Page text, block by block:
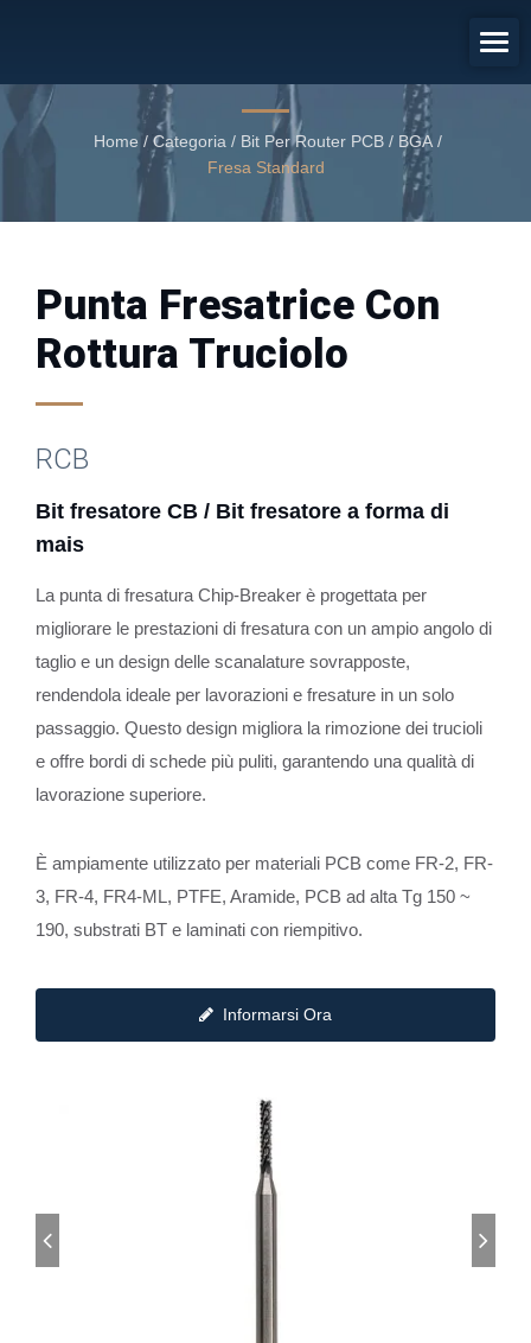
Forma Di Mais
Home / Categoria / Bit Per Router PCB / BGA /
Fresa Standard
Punta Fresatrice Con
Rottura Truciolo
RCB
Bit fresatore CB / Bit fresatore a forma di
mais
La punta di fresatura Chip-Breaker è progettata per
migliorare le prestazioni di fresatura con un ampio angolo di
taglio e un design delle scanalature sovrapposte,
rendendola ideale per lavorazioni e fresature in un solo
passaggio. Questo design migliora la rimozione dei trucioli
e offre bordi di schede più puliti, garantendo una qualità di
lavorazione superiore.
È ampiamente utilizzato per materiali PCB come FR-2, FR-
3, FR-4, FR4-ML, PTFE, Aramide, PCB ad alta Tg 150 ~
190, substrati BT e laminati con riempitivo.
Informarsi Ora